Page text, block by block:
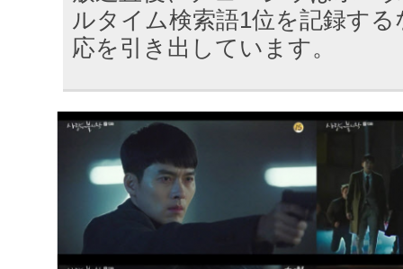
ルタイム検索語1位を記録す
応を引き出しています。